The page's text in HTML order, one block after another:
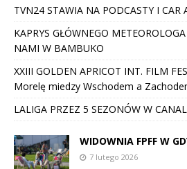
TVN24 STAWIA NA PODCASTY I CAR
KAPRYS GŁÓWNEGO
NAMI W BAMBUKO
XXIII GOLDEN APRICOT INT. FILM
Morelę miedzy Wschodem a
LALIGA PRZEZ 5 SEZONÓW W
WIDOWNIA FPFF W
7 lutego 2026